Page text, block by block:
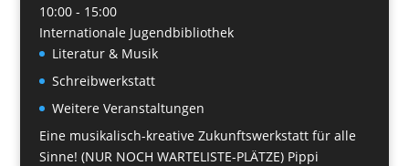
10:00 - 15:00
Internationale Jugendbibliothek
Literatur & Musik
Schreibwerkstatt
Weitere Veranstaltungen
Eine musikalisch-kreative Zukunftswerkstatt für alle
Sinne! (NUR NOCH WARTELISTE-PLÄTZE) Pippi